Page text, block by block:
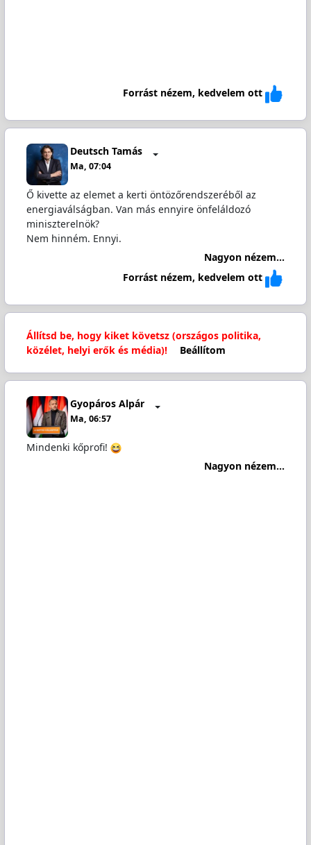
Forrást nézem, kedvelem ott
Deutsch Tamás
Ma, 07:04
Ő kivette az elemet a kerti öntözőrendszeréből az
energiaválságban. Van más ennyire önfeláldozó
miniszterelnök?
Nem hinném. Ennyi.
Nagyon nézem...
Forrást nézem, kedvelem ott
Állítsd be, hogy kiket követsz (országos politika,
közélet, helyi erők és média)!
Beállítom
Gyopáros Alpár
Ma, 06:57
Mindenki kőprofi!
Nagyon nézem...